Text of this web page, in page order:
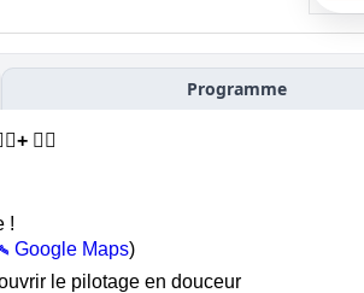
Programme
🧑‍✈️
!
Google Maps)
le pilotage en douceur